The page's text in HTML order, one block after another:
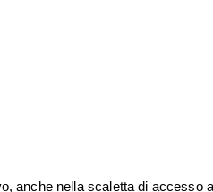
anche nella scaletta di accesso